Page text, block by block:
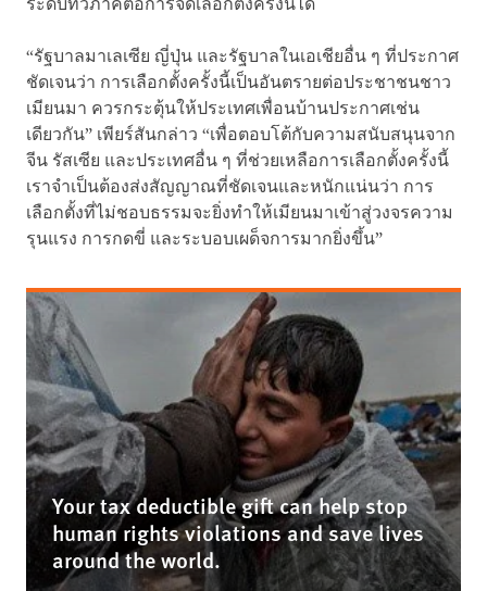
ระดับทวิภาคีต่อการจัดเลือกตั้งครั้งนี้ได้
“รัฐบาลมาเลเซีย ญี่ปุ่น และรัฐบาลในเอเชียอื่น ๆ ที่ประกาศ
ชัดเจนว่า การเลือกตั้งครั้งนี้เป็นอันตรายต่อประชาชนชาว
เมียนมา ควรกระตุ้นให้ประเทศเพื่อนบ้านประกาศเช่น
เดียวกัน” เพียร์สันกล่าว “เพื่อตอบโต้กับความสนับสนุนจาก
จีน รัสเซีย และประเทศอื่น ๆ ที่ช่วยเหลือการเลือกตั้งครั้งนี้
เราจำเป็นต้องส่งสัญญาณที่ชัดเจนและหนักแน่นว่า การ
เลือกตั้งที่ไม่ชอบธรรมจะยิ่งทำให้เมียนมาเข้าสู่วงจรความ
รุนแรง การกดขี่ และระบอบเผด็จการมากยิ่งขึ้น”
Your tax deductible gift can help stop
human rights violations and save lives
around the world.